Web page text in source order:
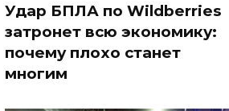
Удар БПЛА по Wildberries
затронет всю экономику:
почему плохо станет
многим